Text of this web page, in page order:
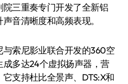
三重奏专门开发了全新铝
音清晰度和高频表现。
索尼影业联合开发的360空
多达24个虚拟扬声器，营
支持杜比全景声、DTS:X和